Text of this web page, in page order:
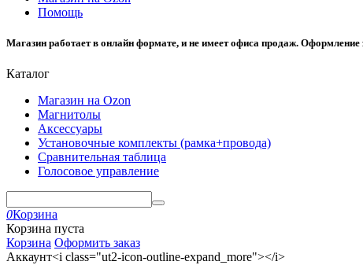
Помощь
Магазин работает в онлайн формате, и не имеет офиса продаж.
Каталог
Магазин на Ozon
Магнитолы
Аксессуары
Установочные комплекты (рамка+провода)
Сравнительная таблица
Голосовое управление
0Корзина
Корзина пуста
Корзина Оформить заказ
Аккаунт<i class="ut2-icon-outline-expand_more"></i>